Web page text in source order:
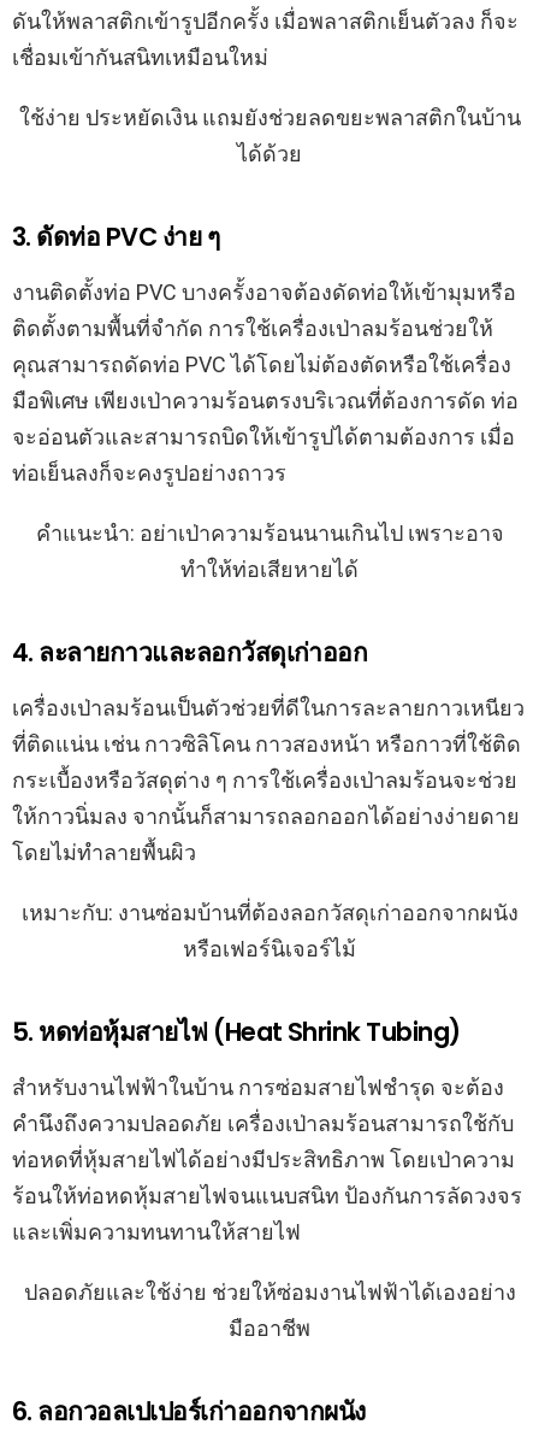
ดันให้พลาสติกเข้ารูปอีกครั้ง เมื่อพลาสติกเย็นตัวลง ก็จะ
เชื่อมเข้ากันสนิทเหมือนใหม่
ใช้ง่าย ประหยัดเงิน แถมยังช่วยลดขยะพลาสติกในบ้าน
ได้ด้วย
3. ดัดท่อ PVC ง่าย ๆ
งานติดตั้งท่อ PVC บางครั้งอาจต้องดัดท่อให้เข้ามุมหรือ
ติดตั้งตามพื้นที่จำกัด การใช้เครื่องเป่าลมร้อนช่วยให้
คุณสามารถดัดท่อ PVC ได้โดยไม่ต้องตัดหรือใช้เครื่อง
มือพิเศษ เพียงเป่าความร้อนตรงบริเวณที่ต้องการดัด ท่อ
จะอ่อนตัวและสามารถบิดให้เข้ารูปได้ตามต้องการ เมื่อ
ท่อเย็นลงก็จะคงรูปอย่างถาวร
คำแนะนำ: อย่าเป่าความร้อนนานเกินไป เพราะอาจ
ทำให้ท่อเสียหายได้
4. ละลายกาวและลอกวัสดุเก่าออก
เครื่องเป่าลมร้อนเป็นตัวช่วยที่ดีในการละลายกาวเหนียว
ที่ติดแน่น เช่น กาวซิลิโคน กาวสองหน้า หรือกาวที่ใช้ติด
กระเบื้องหรือวัสดุต่าง ๆ การใช้เครื่องเป่าลมร้อนจะช่วย
ให้กาวนิ่มลง จากนั้นก็สามารถลอกออกได้อย่างง่ายดาย
โดยไม่ทำลายพื้นผิว
เหมาะกับ: งานซ่อมบ้านที่ต้องลอกวัสดุเก่าออกจากผนัง
หรือเฟอร์นิเจอร์ไม้
5. หดท่อหุ้มสายไฟ (Heat Shrink Tubing)
สำหรับงานไฟฟ้าในบ้าน การซ่อมสายไฟชำรุด จะต้อง
คำนึงถึงความปลอดภัย เครื่องเป่าลมร้อนสามารถใช้กับ
ท่อหดที่หุ้มสายไฟได้อย่างมีประสิทธิภาพ โดยเป่าความ
ร้อนให้ท่อหดหุ้มสายไฟจนแนบสนิท ป้องกันการลัดวงจร
และเพิ่มความทนทานให้สายไฟ
ปลอดภัยและใช้ง่าย ช่วยให้ซ่อมงานไฟฟ้าได้เองอย่าง
มืออาชีพ
6. ลอกวอลเปเปอร์เก่าออกจากผนัง